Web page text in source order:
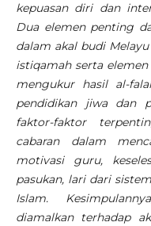
kepuasan diri dan
Dua elemen penting
dalam akal budi
istiqamah serta
mengukur hasil al-
pendidikan jiwa dan
faktor-faktor
cabaran dalam
motivasi guru,
pasukan, lari dari
Islam.
diamalkan terhadap